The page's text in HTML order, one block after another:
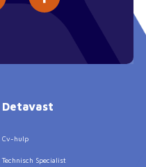
Detavast
Cv-hulp
Technisch Specialist